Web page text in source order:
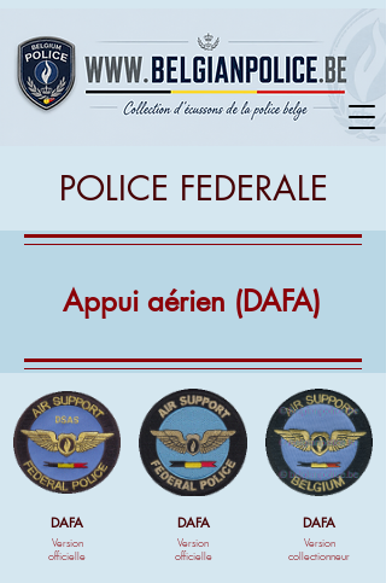
POLICE FEDERALE
Appui aérien (DAFA)
DAFA
Version
officielle
DAFA
Version
officielle
DAFA
Version
collectionneur